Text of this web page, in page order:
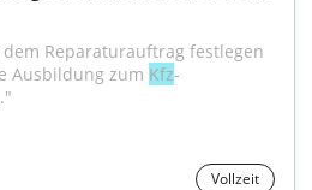
Reparaturauftrag festlegen
Ausbildung zum Kfz-
Vollzeit